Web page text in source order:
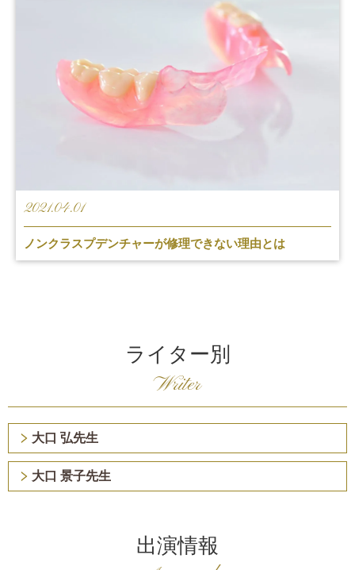
2021.04.01
ノンクラスプデンチャーが修理できない理由とは
ライター別
Writer
大口 弘先生
大口 景子先生
出演情報